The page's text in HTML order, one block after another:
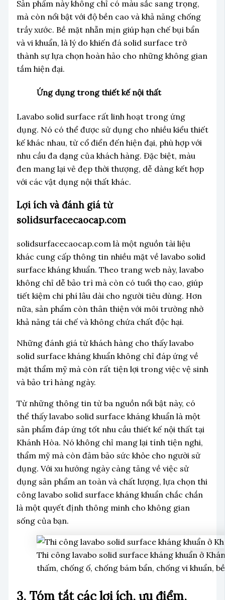
Sản phẩm này không chỉ có màu sắc sang trọng,
mà còn nổi bật với độ bền cao và khả năng chống
trầy xước. Bề mặt nhẵn mịn giúp hạn chế bụi bẩn
và vi khuẩn, là lý do khiến đá solid surface trở
thành sự lựa chọn hoàn hảo cho những không gian
tắm hiện đại.
Ứng dụng trong thiết kế nội thất
Lavabo solid surface rất linh hoạt trong ứng
dụng. Nó có thể được sử dụng cho nhiều kiểu thiết
kế khác nhau, từ cổ điển đến hiện đại, phù hợp với
nhu cầu đa dạng của khách hàng. Đặc biệt, màu
đen mang lại vẻ đẹp thời thượng, dễ dàng kết hợp
với các vật dụng nội thất khác.
Lợi ích và đánh giá từ
solidsurfacecaocap.com
solidsurfacecaocap.com là một nguồn tài liệu
khác cung cấp thông tin nhiều mặt về lavabo solid
surface kháng khuẩn. Theo trang web này, lavabo
không chỉ dễ bảo trì mà còn có tuổi thọ cao, giúp
tiết kiệm chi phí lâu dài cho người tiêu dùng. Hơn
nữa, sản phẩm còn thân thiện với môi trường nhờ
khả năng tái chế và không chứa chất độc hại.
Những đánh giá từ khách hàng cho thấy lavabo
solid surface kháng khuẩn không chỉ đáp ứng về
mặt thẩm mỹ mà còn rất tiện lợi trong việc vệ sinh
và bảo trì hàng ngày.
Từ những thông tin từ ba nguồn nổi bật này, có
thể thấy lavabo solid surface kháng khuẩn là một
sản phẩm đáp ứng tốt nhu cầu thiết kế nội thất tại
Khánh Hòa. Nó không chỉ mang lại tính tiện nghi,
thẩm mỹ mà còn đảm bảo sức khỏe cho người sử
dụng. Với xu hướng ngày càng tăng về việc sử
dụng sản phẩm an toàn và chất lượng, lựa chọn thi
công lavabo solid surface kháng khuẩn chắc chắn
là một quyết định thông minh cho không gian
sống của bạn.
Thi công lavabo solid surface kháng khuẩn ở
thấm, chống ố, chống bám bẩn, chống vi khuẩn,
3. Tóm tắt các lợi ích, ưu điểm,